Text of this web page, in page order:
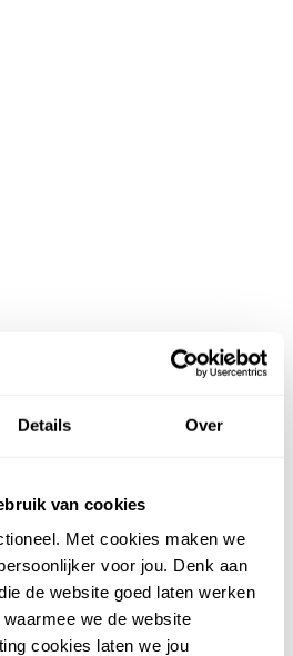
Details Over
van cookies
Met cookies maken we
voor jou. Denk aan
de website goed laten werken
we de website
cookies laten we jou